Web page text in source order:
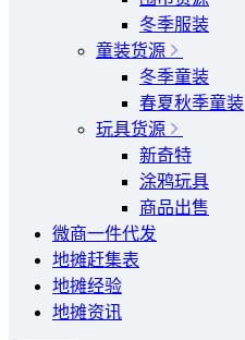
冬季服装
童装货源
冬季童装
春夏秋季童装
玩具货源
新奇特
涂鸦玩具
商品出售
微商一件代发
地摊赶集表
地摊经验
地摊资讯